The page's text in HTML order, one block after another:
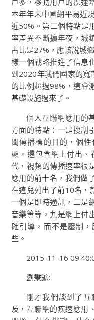
本年年末中國網平易近
近50%。第二個特點是
率差異不斷擴年夜，城
占比是27%，應該說城
樣一個戰略推進了信息
到2020年我們國家的寬
的比例超過98%，這會
基礎設施過來了。
個人互聯網應用的
方面的特點：一是搜刮
聞傳播標的目的，個
顯。還包含網上付出
代，視頻的傳播速率很
應用的前十名，我們做
在這兒列出了前10名，
一個是即時通訊，二是
音樂等等，九是網上付
確引導，而不是壓制
些。
2015-11-16
劉秉鐮:
剛才我們談到了
及，互聯網的疾速應用